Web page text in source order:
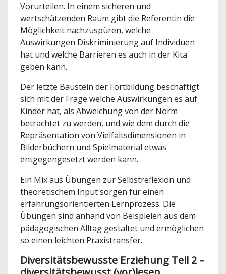
Vorurteilen. In einem sicheren und
wertschätzenden Raum gibt die Referentin die
Möglichkeit nachzuspüren, welche
Auswirkungen Diskriminierung auf Individuen
hat und welche Barrieren es auch in der Kita
geben kann.
Der letzte Baustein der Fortbildung beschäftigt
sich mit der Frage welche Auswirkungen es auf
Kinder hat, als Abweichung von der Norm
betrachtet zu werden, und wie dem durch die
Repräsentation von Vielfaltsdimensionen in
Bilderbüchern und Spielmaterial etwas
entgegengesetzt werden kann.
Ein Mix aus Übungen zur Selbstreflexion und
theoretischem Input sorgen für einen
erfahrungsorientierten Lernprozess. Die
Übungen sind anhand von Beispielen aus dem
pädagogischen Alltag gestaltet und ermöglichen
so einen leichten Praxistransfer.
Diversitätsbewusste Erziehung Teil 2 –